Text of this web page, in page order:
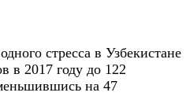
стресса в Узбекистане
в 2017 году до 122
на 47